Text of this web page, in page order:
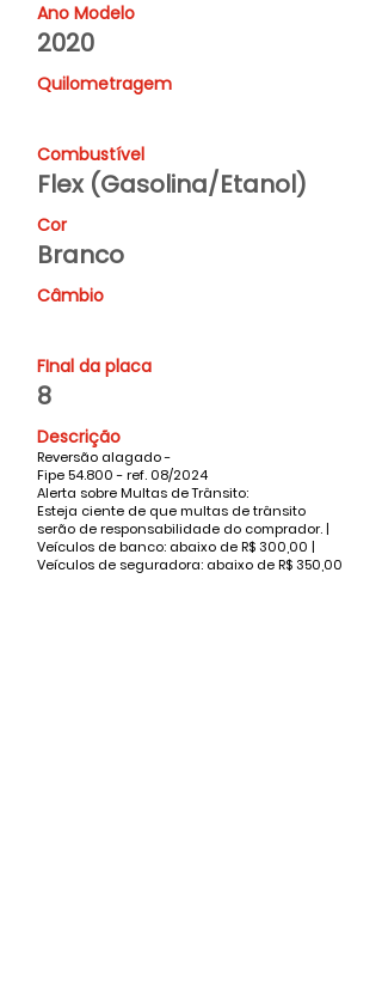
Ano Modelo
2020
Quilometragem
Combustível
Flex (Gasolina/Etanol)
Cor
Branco
Câmbio
FInal da placa
8
Descrição
Reversão alagado -
Fipe 54.800 - ref. 08/2024
Alerta sobre Multas de Trânsito:
Esteja ciente de que multas de trânsito
serão de responsabilidade do comprador. |
Veículos de banco: abaixo de R$ 300,00 |
Veículos de seguradora: abaixo de R$ 350,00